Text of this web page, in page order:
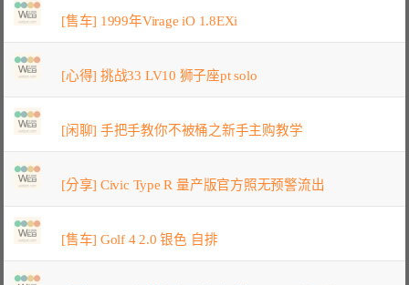
[售车] 1999年Virage iO 1.8EXi
[心得] 挑战33 LV10 狮子座pt solo
[闲聊] 手把手教你不被桶之新手主购教学
[分享] Civic Type R 量产版官方照无预警流出
[售车] Golf 4 2.0 银色 自排